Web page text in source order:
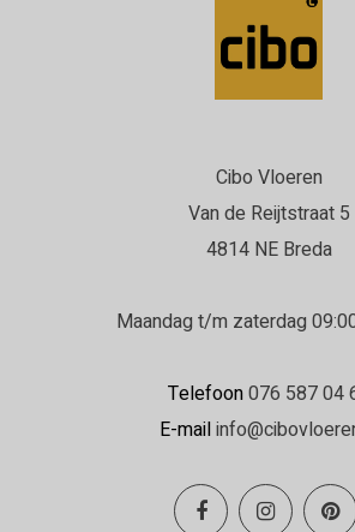
Cibo Vloeren
Van de Reijtstraat 5
4814 NE Breda
Maandag t/m zaterdag
Telefoon076 587 04
E-mail